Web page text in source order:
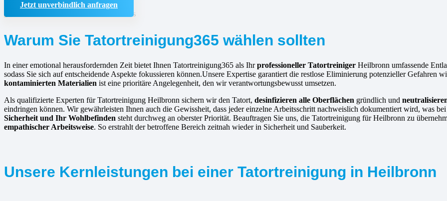
Jetzt unverbindlich anfragen
Warum Sie Tatortreinigung365 wählen sollten
In einer emotional herausfordernden Zeit bietet Ihnen Tatortreinigung365 als Ihrprofessioneller Tatortreiniger Heilbronn umfassende
sodass Sie sich auf entscheidende Aspekte fokussieren können.Unsere Expertise garantiert die restlose Eliminierung potenzieller Gefahren
kontaminierten Materialien ist eine prioritäre Angelegenheit, den wir verantwortungsbewusst umsetzen.
Als qualifizierte Experten für Tatortreinigung Heilbronn sichern wir den Tatort, desinfizieren alle Oberflächen gründlich und
eindringen können. Wir gewährleisten Ihnen auch die Gewissheit, dass jeder einzelne Arbeitsschritt nachweislich dokumentiert wird, was
Sicherheit und Ihr Wohlbefinden steht durchweg an oberster Priorität. Beauftragen Sie uns, die Tatortreinigung für Heilbronn zu
empathischer Arbeitsweise. So erstrahlt der betroffene Bereich zeitnah wieder in Sicherheit und Sauberkeit.
Unsere Kernleistungen bei einer Tatortreinigung in Heilbronn